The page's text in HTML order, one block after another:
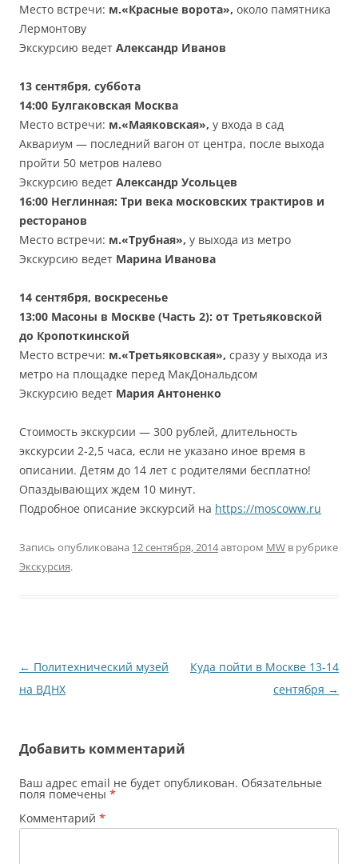
Место встречи: м.«Красные ворота», около памятника
Лермонтову
Экскурсию ведет Александр Иванов
13 сентября, суббота
14:00 Булгаковская Москва
Место встречи: м.«Маяковская», у входа в сад
Аквариум — последний вагон от центра, после выхода
пройти 50 метров налево
Экскурсию ведет Александр Усольцев
16:00 Неглинная: Три века московских трактиров и
ресторанов
Место встречи: м.«Трубная», у выхода из метро
Экскурсию ведет Марина Иванова
14 сентября, воскресенье
13:00 Масоны в Москве (Часть 2): от Третьяковской
до Кропоткинской
Место встречи: м.«Третьяковская», сразу у выхода из
метро на площадке перед МакДональдсом
Экскурсию ведет Мария Антоненко
Стоимость экскурсии — 300 рублей, длительность
экскурсии 2-2,5 часа, если не указано иное время в
описании. Детям до 14 лет с родителями бесплатно!
Опаздывающих ждем 10 минут.
Подробное описание экскурсий на https://moscoww.ru
Запись опубликована 12 сентября, 2014автором MW в рубрике
Экскурсия.
Навигация
по
← Политехнический музей
на ВДНХ
Куда пойти в Москве 13-14
сентября →
Добавить комментарий
Ваш адрес email не будет опубликован. Обязательные
поля помечены *
Комментарий *